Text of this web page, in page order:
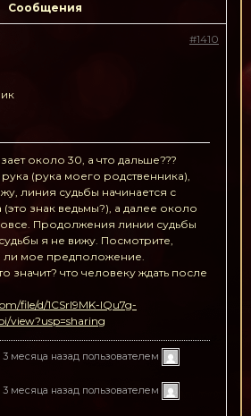
Сообщения
#1410
около 30, а что дальше???
(рука моего родственника),
линия судьбы начинается с
знак ведьмы?), а далее около
Продолжения линии судьбы
я не вижу. Посмотрите,
ли мое предположение.
значит? что человеку ждать после
file/d/1CSrI9MK-IQu7g-
view?usp=sharing
месяца назад пользователем
месяца назад пользователем